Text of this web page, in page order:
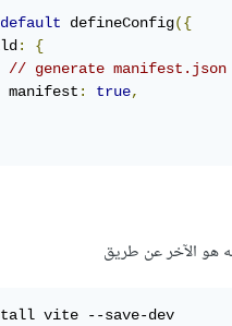
default defineConfig({
:
{
// generate
manifest
: true,
vite --save-dev